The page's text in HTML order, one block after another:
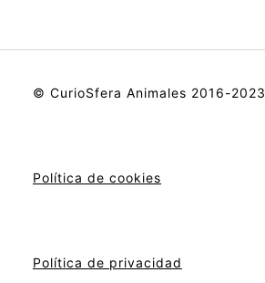
© CurioSfera Animales 2016-2023
Política de cookies
Política de privacidad